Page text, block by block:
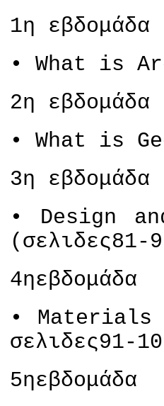
1η εβδομάδα
• What is
2η εβδομάδα
• What is
3η εβδομάδα
• Design
(σελιδες81-
4ηεβδομάδα
• Materials
σελιδες91-
5ηεβδομάδα